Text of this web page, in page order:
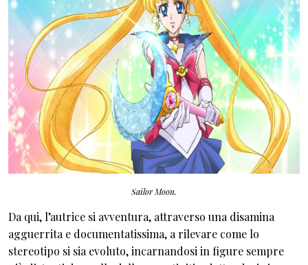
Sailor Moon.
Da qui, l’autrice si avventura, attraverso una disamina
agguerrita e documentatissima, a rilevare come lo
stereotipo si sia evoluto, incarnandosi in figure sempre